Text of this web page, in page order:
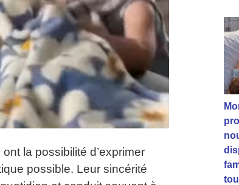
la possibilité d’exprimer
possible. Leur sincérité